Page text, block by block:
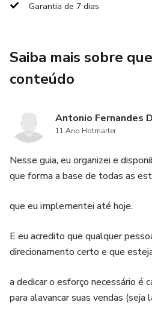
efeito drástico não só na sua
Garantia de 7 dias
Saiba mais sobre
conteúdo
Antonio Fernandes
11 Ano Hotmarter
Nesse guia, eu organizei e
que forma a base de todas as
que eu implementei até hoje.
E eu acredito que qualquer
direcionamento certo e que
a dedicar o esforço necessário é
para alavancar suas vendas (seja